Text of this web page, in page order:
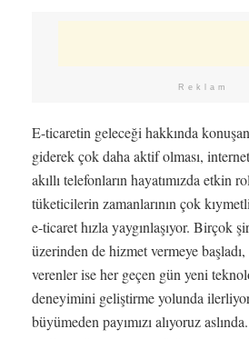
Reklam
E-ticaretin geleceği hakkında
giderek çok daha aktif olması, internet
akıllı telefonların hayatımızda etkin
tüketicilerin zamanlarının çok
e-ticaret hızla yaygınlaşıyor. Birçok
üzerinden de hizmet vermeye
verenler ise her geçen gün yeni
deneyimini geliştirme yolunda
büyümeden payımızı alıyoruz